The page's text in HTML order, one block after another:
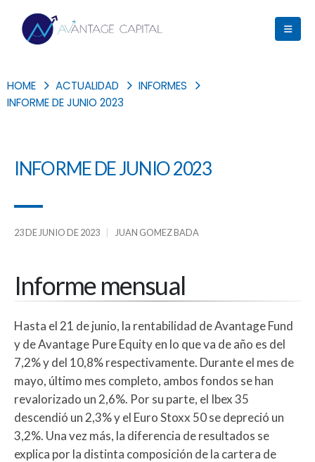
HOME ACTUALIDAD
INFORMES
INFORME DE JUNIO 2023
INFORME DE JUNIO 2023
23 DE JUNIO DE 2023 JUAN GOMEZ BADA
Informe mensual
Hasta el 21 de junio, la rentabilidad de Avantage Fund
y de Avantage Pure Equity en lo que va de año es del
7,2% y del 10,8% respectivamente. Durante el mes de
mayo, último mes completo, ambos fondos se han
revalorizado un 2,6%. Por su parte, el Ibex 35
descendió un 2,3% y el Euro Stoxx 50 se depreció un
3,2%. Una vez más, la diferencia de resultados se
explica por la distinta composición de la cartera de